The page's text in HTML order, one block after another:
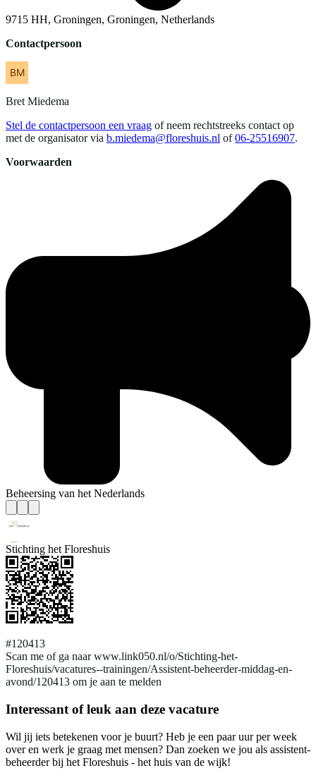
9715 HH, Groningen, Groningen, Netherlands
Contactpersoon
Bret Miedema
Stel de contactpersoon een vraag of neem rechtstreeks contact op
met de organisator via b.miedema@floreshuis.nl of 06-25516907.
Voorwaarden
Beheersing van het Nederlands
Stichting het Floreshuis
#120413
Scan me of ga naar www.link050.nl/o/Stichting-het-
Floreshuis/vacatures--trainingen/Assistent-beheerder-middag-en-
avond/120413 om je aan te melden
Interessant of leuk aan deze vacature
Wil jij iets betekenen voor je buurt? Heb je een paar uur per week
over en werk je graag met mensen? Dan zoeken we jou als assistent-
beheerder bij het Floreshuis - het huis van de wijk!